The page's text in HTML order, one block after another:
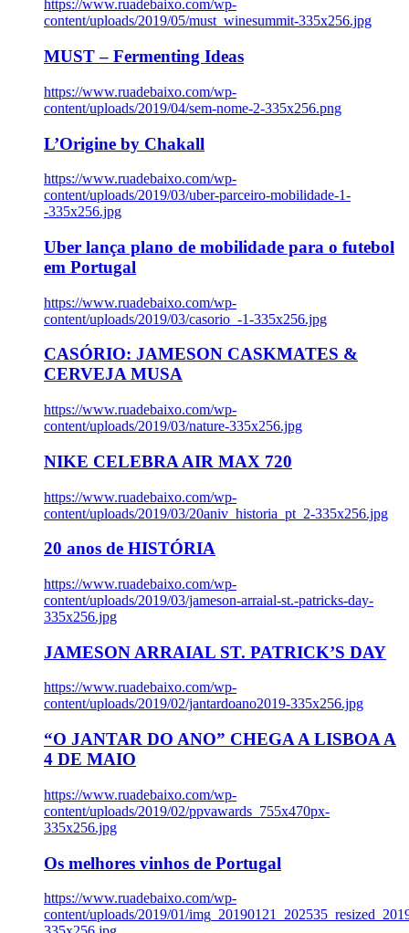
https://www.ruadebaixo.com/wp-
content/uploads/2019/05/must_winesummit-335x256.jpg
MUST – Fermenting Ideas
https://www.ruadebaixo.com/wp-
content/uploads/2019/04/sem-nome-2-335x256.png
L’Origine by Chakall
https://www.ruadebaixo.com/wp-
content/uploads/2019/03/uber-parceiro-mobilidade-1-
-335x256.jpg
Uber lança plano de mobilidade para o futebol
em Portugal
https://www.ruadebaixo.com/wp-
content/uploads/2019/03/casorio_-1-335x256.jpg
CASÓRIO: JAMESON CASKMATES &
CERVEJA MUSA
https://www.ruadebaixo.com/wp-
content/uploads/2019/03/nature-335x256.jpg
NIKE CELEBRA AIR MAX 720
https://www.ruadebaixo.com/wp-
content/uploads/2019/03/20aniv_historia_pt_2-335x256.jpg
20 anos de HISTÓRIA
https://www.ruadebaixo.com/wp-
content/uploads/2019/03/jameson-arraial-st.-patricks-day-
335x256.jpg
JAMESON ARRAIAL ST. PATRICK’S DAY
https://www.ruadebaixo.com/wp-
content/uploads/2019/02/jantardoano2019-335x256.jpg
“O JANTAR DO ANO” CHEGA A LISBOA A
4 DE MAIO
https://www.ruadebaixo.com/wp-
content/uploads/2019/02/ppvawards_755x470px-
335x256.jpg
Os melhores vinhos de Portugal
https://www.ruadebaixo.com/wp-
content/uploads/2019/01/